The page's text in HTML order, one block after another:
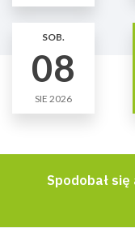
SOB.
08
SIE 2026
Spodobał się